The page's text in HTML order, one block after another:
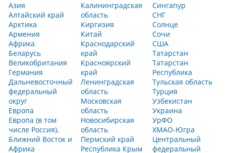
Азия
Алтайский край
Арктика
Армения
Африка
Беларусь
Великобритания
Германия
Дальневосточный
федеральный
округ
Европа
Европа (в том
числе Россия),
Ближний Восток и
Африка
Калининградская
область
Киргизия
Китай
Краснодарский
край
Красноярский
край
Ленинградская
область
Московская
область
Новосибирская
область
Пермский край
Республика Крым
Сингапур
СНГ
Солнце
Сочи
США
Татарстан
Татарстан
Республика
Тульская область
Турция
Узбекистан
Украина
УрФО
ХМАО-Югра
Центральный
федеральный